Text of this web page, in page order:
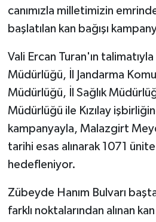
canımızla milletimizin
başlatılan kan bağışı
Vali Ercan Turan'ın
Müdürlüğü, İl Jandarma
Müdürlüğü, İl Sağlık
Müdürlüğü ile Kızılay
kampanyayla, Malazgirt
tarihi esas alınarak 1071
hedefleniyor.
Zübeyde Hanım Bulvarı
farklı noktalarından alınan